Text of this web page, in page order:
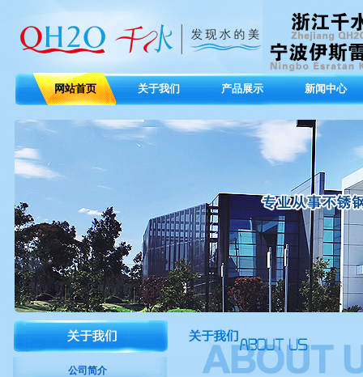
网站首页 关于我们 产品展示 新闻中心
公司简介